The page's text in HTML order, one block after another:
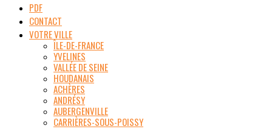
PDF
CONTACT
VOTRE VILLE
ÎLE-DE-FRANCE
YVELINES
VALLÉE DE SEINE
HOUDANAIS
ACHÈRES
ANDRÉSY
AUBERGENVILLE
CARRIÈRES-SOUS-POISSY